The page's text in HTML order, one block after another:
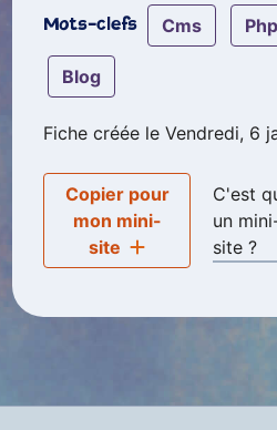
Mots-clefs cms php
blog
Fiche créée le Vendredi, 6
Copier pour
mon mini-
site
C'est
un
site ?